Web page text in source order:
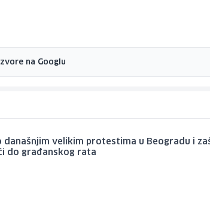
na Googlu
današnjim velikim protestima u Beogradu i
do građanskog rata